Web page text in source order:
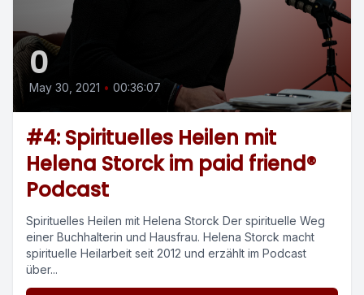
0
May 30, 2021 • 00:36:07
#4: Spirituelles Heilen mit
Helena Storck im paid friend®
Podcast
Spirituelles Heilen mit Helena Storck Der spirituelle Weg
einer Buchhalterin und Hausfrau. Helena Storck macht
spirituelle Heilarbeit seit 2012 und erzählt im Podcast
über...